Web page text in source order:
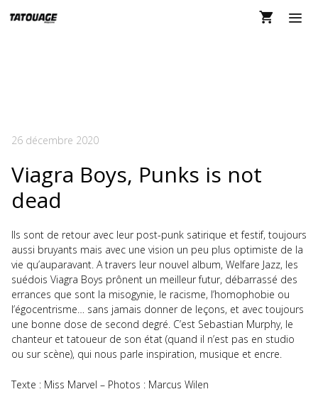
au
26 décembre 2020
Viagra Boys, Punks is not
dead
Ils sont de retour avec leur post-punk satirique et festif, toujours
aussi bruyants mais avec une vision un peu plus optimiste de la
vie qu’auparavant. A travers leur nouvel album, Welfare Jazz, les
suédois Viagra Boys prônent un meilleur futur, débarrassé des
errances que sont la misogynie, le racisme, l’homophobie ou
l’égocentrisme… sans jamais donner de leçons, et avec toujours
une bonne dose de second degré. C’est Sebastian Murphy, le
chanteur et tatoueur de son état (quand il n’est pas en studio
ou sur scène), qui nous parle inspiration, musique et encre.
Texte : Miss Marvel – Photos : Marcus Wilen